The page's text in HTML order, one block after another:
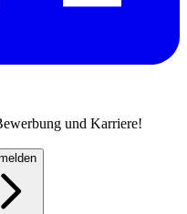
und Karriere!